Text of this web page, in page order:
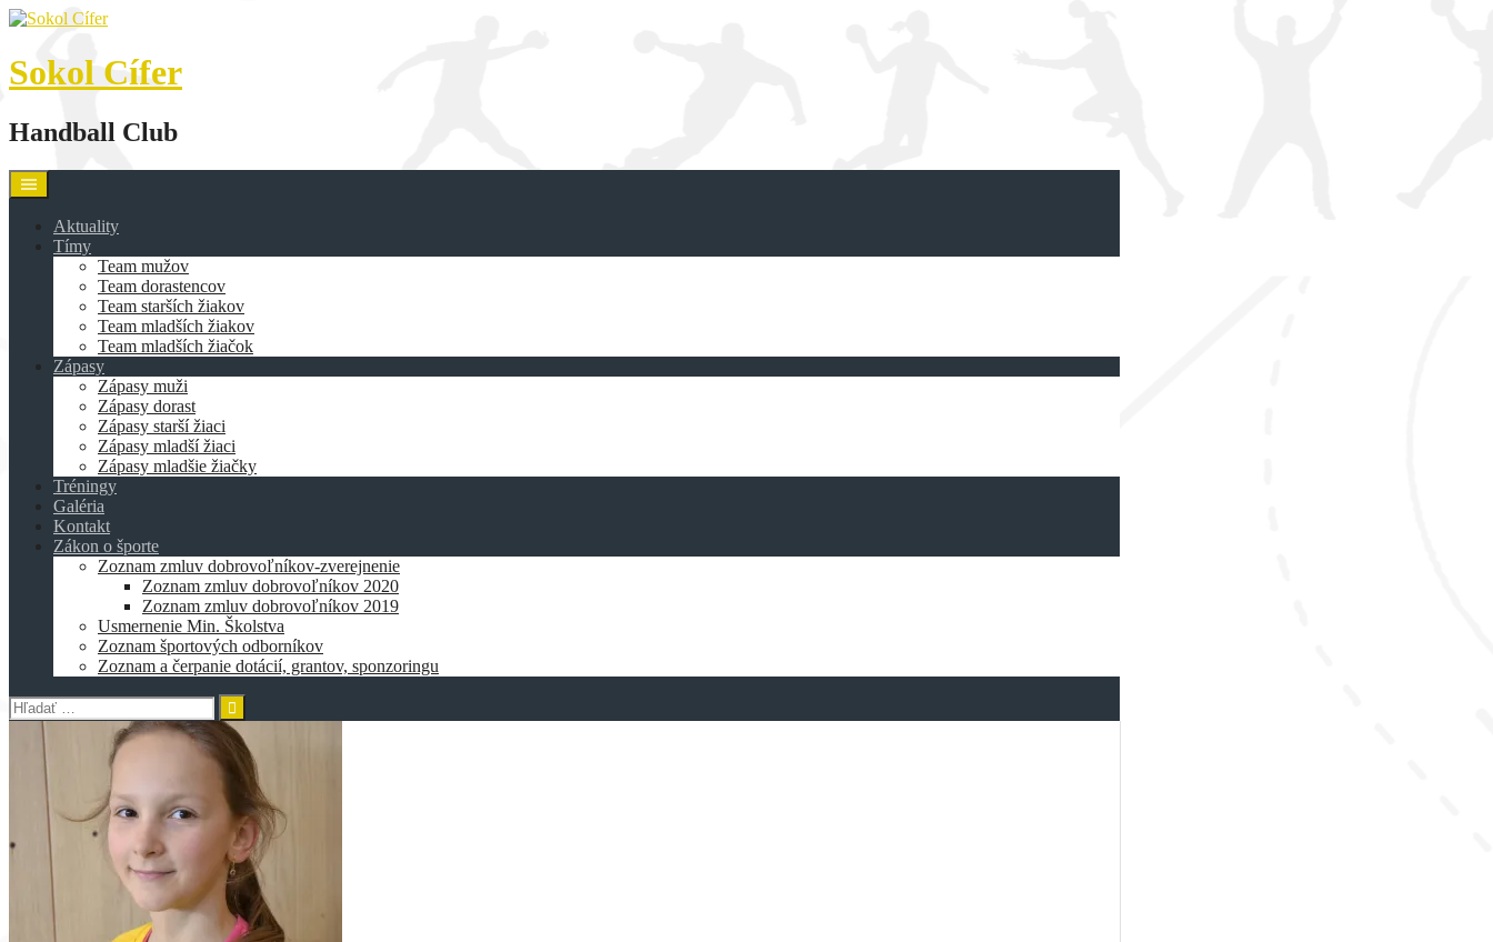
Skip
content
Sokol Cífer
Handball Club
Aktuality
Tímy
Team mužov
Team dorastencov
Team starších žiakov
Team mladších žiakov
Team mladších žiačok
Zápasy
Zápasy muži
Zápasy dorast
Zápasy starší žiaci
Zápasy mladší žiaci
Zápasy mladšie žiačky
Tréningy
Galéria
Kontakt
Zákon o športe
Zoznam zmluv dobrovoľníkov-zverejnenie
Zoznam zmluv dobrovoľníkov 2020
Zoznam zmluv dobrovoľníkov 2019
Usmernenie Min. Školstva
Zoznam športových odborníkov
Zoznam a čerpanie dotácií, grantov, sponzoringu
Hľadať: